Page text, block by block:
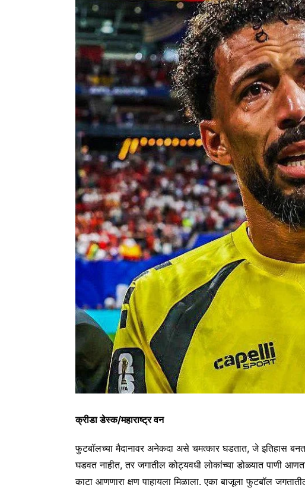
क्रीडा डेस्क/महाराष्ट्र वन
फुटबॉलच्या मैदानावर अनेकदा असे चमत्कार घडतात, जे इतिहास
घडवत नाहीत, तर जगातील कोट्यवधी लोकांच्या डोळ्यात पाणी
काटा आणणारा क्षण पाहायला मिळाला. एका बाजूला फुटबॉल